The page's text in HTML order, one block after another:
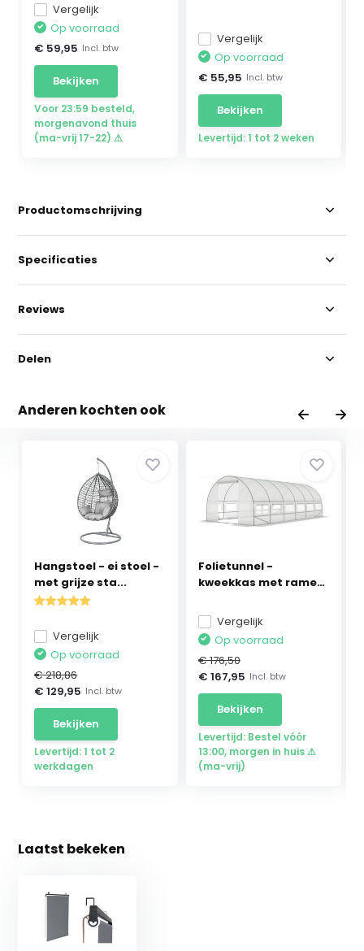
Vergelijk
Op voorraad
€ 59,95 Incl. btw
Bekijken
Voor 23:59 besteld,
morgenavond thuis
(ma-vrij 17-22) ⚠
Vergelijk
Op voorraad
€ 55,95 Incl. btw
Bekijken
Levertijd: 1 tot 2 weken
Productomschrijving
Specificaties
Reviews
Delen
Anderen kochten ook
Hangstoel - ei stoel -
met grijze sta...
Vergelijk
Op voorraad
€ 218,86
€ 129,95 Incl. btw
Bekijken
Levertijd: 1 tot 2
werkdagen
Folietunnel -
kweekkas met ramen
Vergelijk
Op voorraad
€ 176,50
€ 167,95 Incl. btw
Bekijken
Levertijd: Bestel vóór
13:00, morgen in huis ⚠
(ma-vrij)
Laatst bekeken